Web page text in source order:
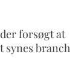
forsøgt at
synes